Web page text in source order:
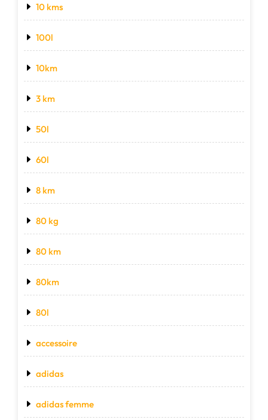
10 kms
100l
10km
3 km
50l
60l
8 km
80 kg
80 km
80km
80l
accessoire
adidas
adidas femme